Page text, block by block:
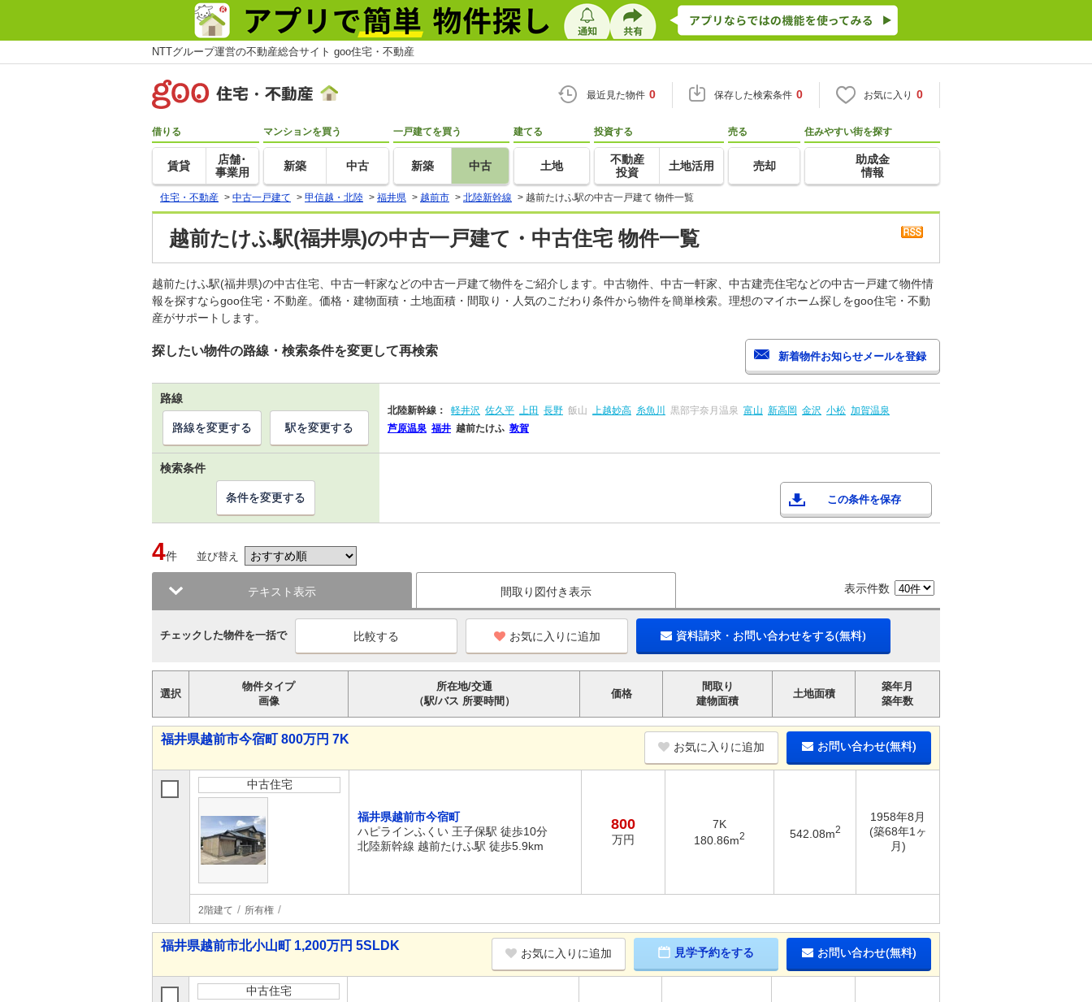
NTTグループ運営の不動産総合サイト goo住宅・不動産
最近見た物件 0 保存した検索条件 0 お気に入り 0
借りる
賃貸
店舗･
事業用
マンションを買う
新築 中古
一戸建てを買う
新築 中古
建てる
土地
投資する
不動産
投資
土地活用
売る
売却
住みやすい街を探す
助成金
情報
住宅・不動産 > 中古一戸建て > 甲信越・北陸 > 福井県 > 越前市 > 北陸新幹線 > 越前たけふ駅の中古一戸建て 物件一覧
越前たけふ駅(福井県)の中古一戸建て・中古住宅 物件一覧
越前たけふ駅(福井県)の中古住宅、中古一軒家などの中古一戸建て物件をご紹介します。中古物件、中古一軒家、中古建売住宅などの中古一戸建て物件情
報を探すならgoo住宅・不動産。価格・建物面積・土地面積・間取り・人気のこだわり条件から物件を簡単検索。理想のマイホーム探しをgoo住宅・不動
産がサポートします。
探したい物件の路線・検索条件を変更して再検索
路線
北陸新幹線： 軽井沢 佐久平 上田 長野 飯山 上越妙高 糸魚川 黒部宇奈月温泉 富山 新高岡 金沢 小松 加賀温泉
芦原温泉 福井 越前たけふ 敦賀
路線を変更する 駅を変更する
検索条件
この条件を保存
条件を変更する
4件 並び替え
テキスト表示 間取り図付き表示 表示件数
チェックした物件を一括で お気に入りに追加 資料請求・お問い合わせをする(無料)
選択
物件タイプ
画像
所在地/交通
（駅/バス 所要時間）
価格
間取り
建物面積
土地面積
築年月
築年数
福井県越前市今宿町 800万円 7K
お気に入りに追加 お問い合わせ(無料)
中古住宅
福井県越前市今宿町
ハピラインふくい 王子保駅 徒歩10分
北陸新幹線 越前たけふ駅 徒歩5.9km
800
万円
7K
180.86m2 542.08m2
1958年8月
(築68年1ヶ
月)
2階建て 所有権
福井県越前市北小山町 1,200万円 5SLDK
お気に入りに追加 見学予約をする お問い合わせ(無料)
中古住宅